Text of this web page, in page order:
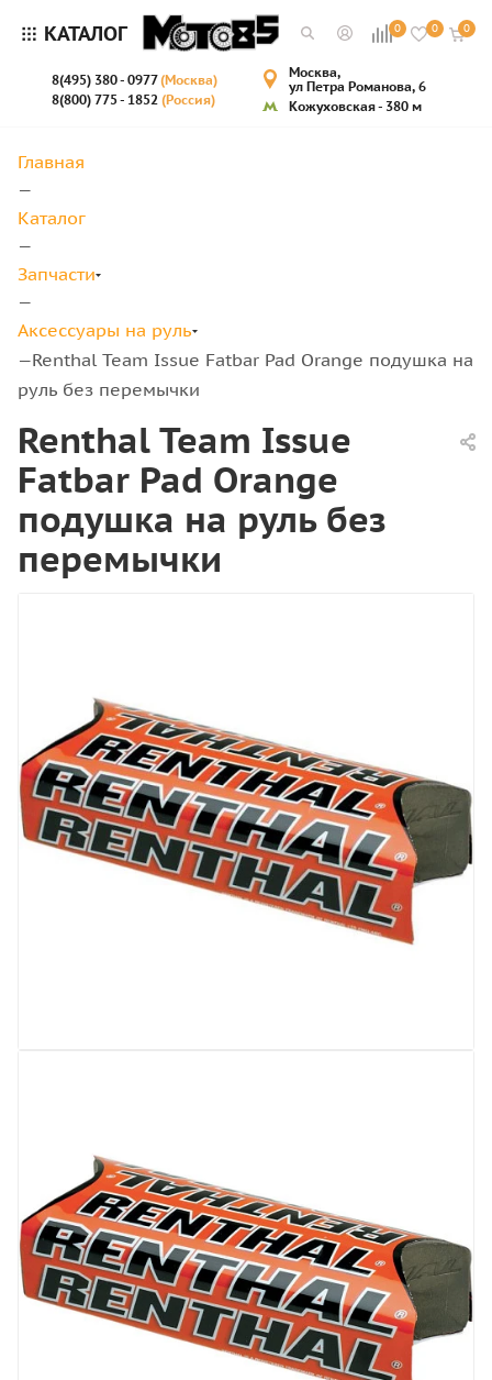
КАТАЛОГ 0 0 0
8(495) 380 - 0977(Москва)
8(800) 775 - 1852 (Россия)
Москва,
ул Петра Романова, 6
Кожуховская - 380 м
Главная
—
Каталог
—
Запчасти
—
Аксессуары на руль
—Renthal Team Issue Fatbar Pad Orange подушка на
руль без перемычки
Renthal Team Issue
Fatbar Pad Orange
подушка на руль без
перемычки